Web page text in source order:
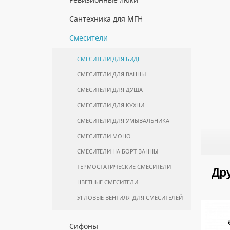
ИНСТАЛЛЯЦИЙ
ПОДВЕСНЫЕ
ШКАФЫ НАВЕСНЫЕ
МРАМОРНЫЕ МОЙКИ
ПРОФЕССИОНАЛЬНЫЕ МОЙКИ
СИФОНЫ ДЛЯ КУХОННЫХ МОЕК
КОМПЛЕКТУЮЩИЕ ДЛЯ
ПОЛОТЕНЦЕСУШИТЕЛЕЙ
ЛЮКИ ПОД ПЛИТКУ
Сантехника для МГН
ИНСТАЛЛЯЦИИ ДЛЯ МГН
Смесители
СМЕСИТЕЛИ ДЛЯ БИДЕ
СМЕСИТЕЛИ ДЛЯ ВАННЫ
СМЕСИТЕЛИ ДЛЯ ДУША
СМЕСИТЕЛИ ДЛЯ КУХНИ
СМЕСИТЕЛИ ДЛЯ УМЫВАЛЬНИКА
СМЕСИТЕЛИ МОНО
СМЕСИТЕЛИ НА БОРТ ВАННЫ
ТЕРМОСТАТИЧЕСКИЕ СМЕСИТЕЛИ
ЦВЕТНЫЕ СМЕСИТЕЛИ
УГЛОВЫЕ ВЕНТИЛЯ ДЛЯ СМЕСИТЕЛЕЙ
Сифоны